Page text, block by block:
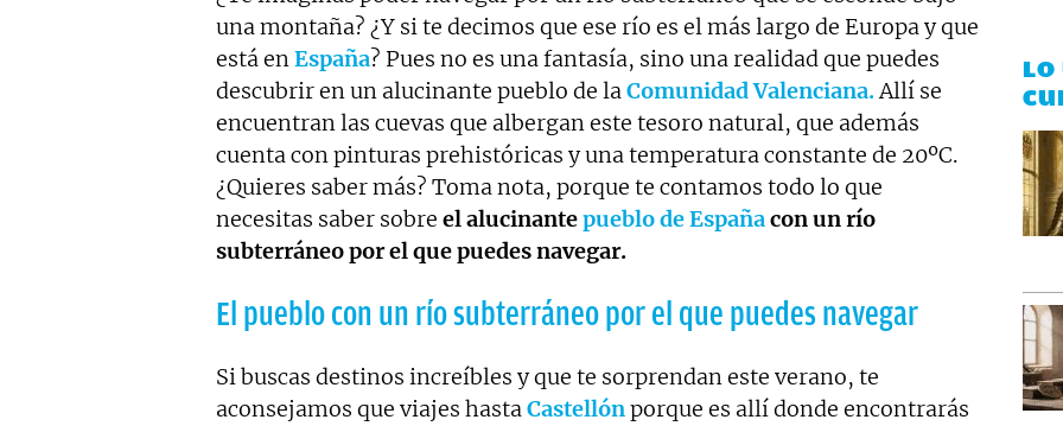
una montaña? ¿Y si te decimos que ese río es el más largo de Europa y que
está enEspaña? Pues no es una fantasía, sino una realidad que puedes
descubrir en un alucinante pueblo de laComunidad Valenciana.Allí se
encuentran las cuevas que albergan este tesoro natural, que además
cuenta con pinturas prehistóricas y una temperatura constante de 20ºC.
¿Quieres saber más? Toma nota, porque te contamos todo lo que
necesitas saber sobre el alucinantepueblo de Españacon un río
subterráneo por el que puedes navegar.
El pueblo con un río subterráneo por el que puedes navegar
Si buscas destinos increíbles y que te sorprendan este verano, te
aconsejamos que viajes hastaCastellónporque es allí donde encontrarás
LO